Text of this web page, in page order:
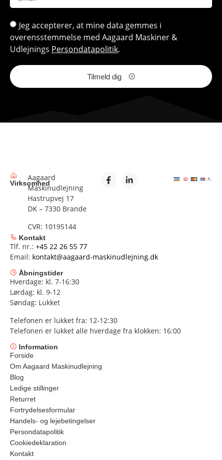
Jeg accepterer, at mine data gemmes i
overensstemmelse med Aagaard Maskiner &
Udlejnings Persondatapolitik.
Tilmeld dig
Virksomhed
Aagaard
Maskinudlejning
Hastrupvej 17
DK – 7330 Brande
CVR: 10195144
Kontakt
Tlf. nr.: +45 22 26 55 77
Email: kontakt@aagaard-maskinudlejning.dk
Åbningstider
Hverdage: kl. 7-16:30
Lørdag: kl. 9-12
Søndag: Lukket
Telefonen er lukket fra: 12-12:30
Telefonen er lukket alle hverdage fra klokken: 16:00
Information
Forside
Om Aagaard Maskinudlejning
Blog
Ledige stillinger
Returret
Fortrydelsesformular
Handels- og lejebetingelser
Persondatapolitik
Cookiedeklaration
Kontakt